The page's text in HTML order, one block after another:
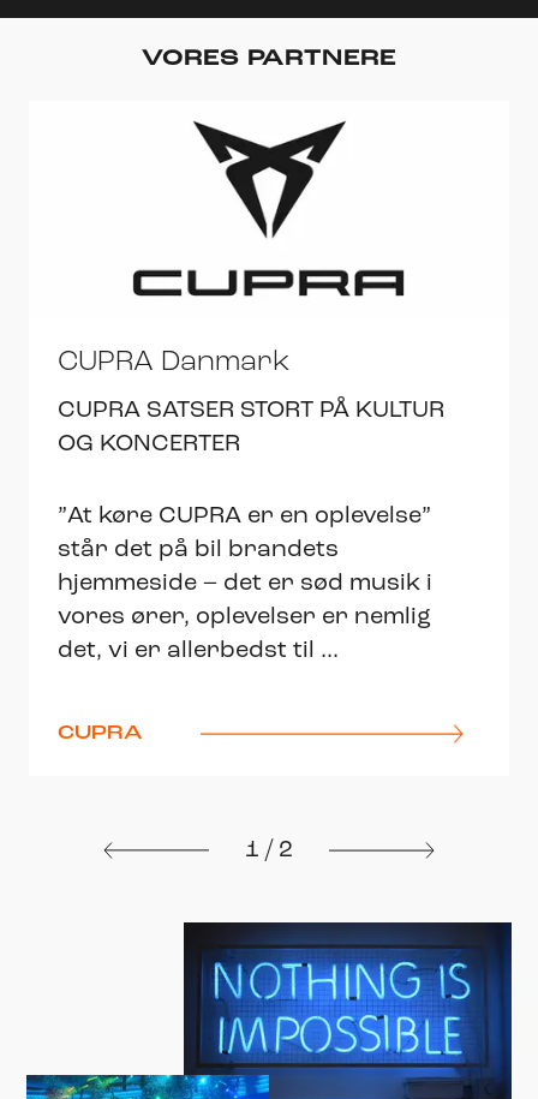
VORES PARTNERE
CUPRA Danmark
CUPRA SATSER STORT PÅ KULTUR
OG KONCERTER
”At køre CUPRA er en oplevelse”
står det på bil brandets
hjemmeside – det er sød musik i
vores ører, oplevelser er nemlig
det, vi er allerbedst til ...
CUPRA
1 / 2